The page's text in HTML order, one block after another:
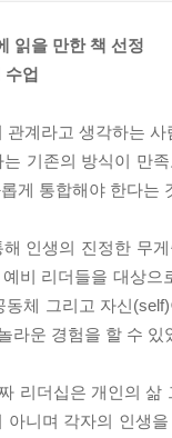
읽을 만한 책 선정
업
관계라고 생각하는
기존의 방식이 만
게 통합해야 한다는
인생의 진정한 무
비 리더들을 대상으
동체 그리고 자신
라운 경험을 할 수 있
리더십은 개인의
아니며 각자의 인생